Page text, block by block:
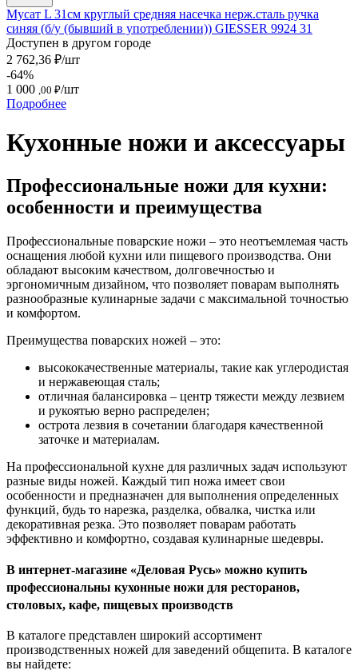
Мусат L 31см круглый средняя насечка нерж.сталь ручка
синяя (б/у (бывший в употреблении)) GIESSER 9924 31
Доступен в другом городе
2 762,36 ₽/шт
-64%
1 000 ,00 ₽/шт
Подробнее
Кухонные ножи и аксессуары
Профессиональные ножи для кухни:
особенности и преимущества
Профессиональные поварские ножи – это неотъемлемая часть
оснащения любой кухни или пищевого производства. Они
обладают высоким качеством, долговечностью и
эргономичным дизайном, что позволяет поварам выполнять
разнообразные кулинарные задачи с максимальной точностью
и комфортом.
Преимущества поварских ножей – это:
высококачественные материалы, такие как углеродистая
и нержавеющая сталь;
отличная балансировка – центр тяжести между лезвием
и рукоятью верно распределен;
острота лезвия в сочетании благодаря качественной
заточке и материалам.
На профессиональной кухне для различных задач используют
разные виды ножей. Каждый тип ножа имеет свои
особенности и предназначен для выполнения определенных
функций, будь то нарезка, разделка, обвалка, чистка или
декоративная резка. Это позволяет поварам работать
эффективно и комфортно, создавая кулинарные шедевры.
В интернет-магазине «Деловая Русь» можно купить
профессиональны кухонные ножи для ресторанов,
столовых, кафе, пищевых производств
В каталоге представлен широкий ассортимент
производственных ножей для заведений общепита. В каталоге
вы найдете: